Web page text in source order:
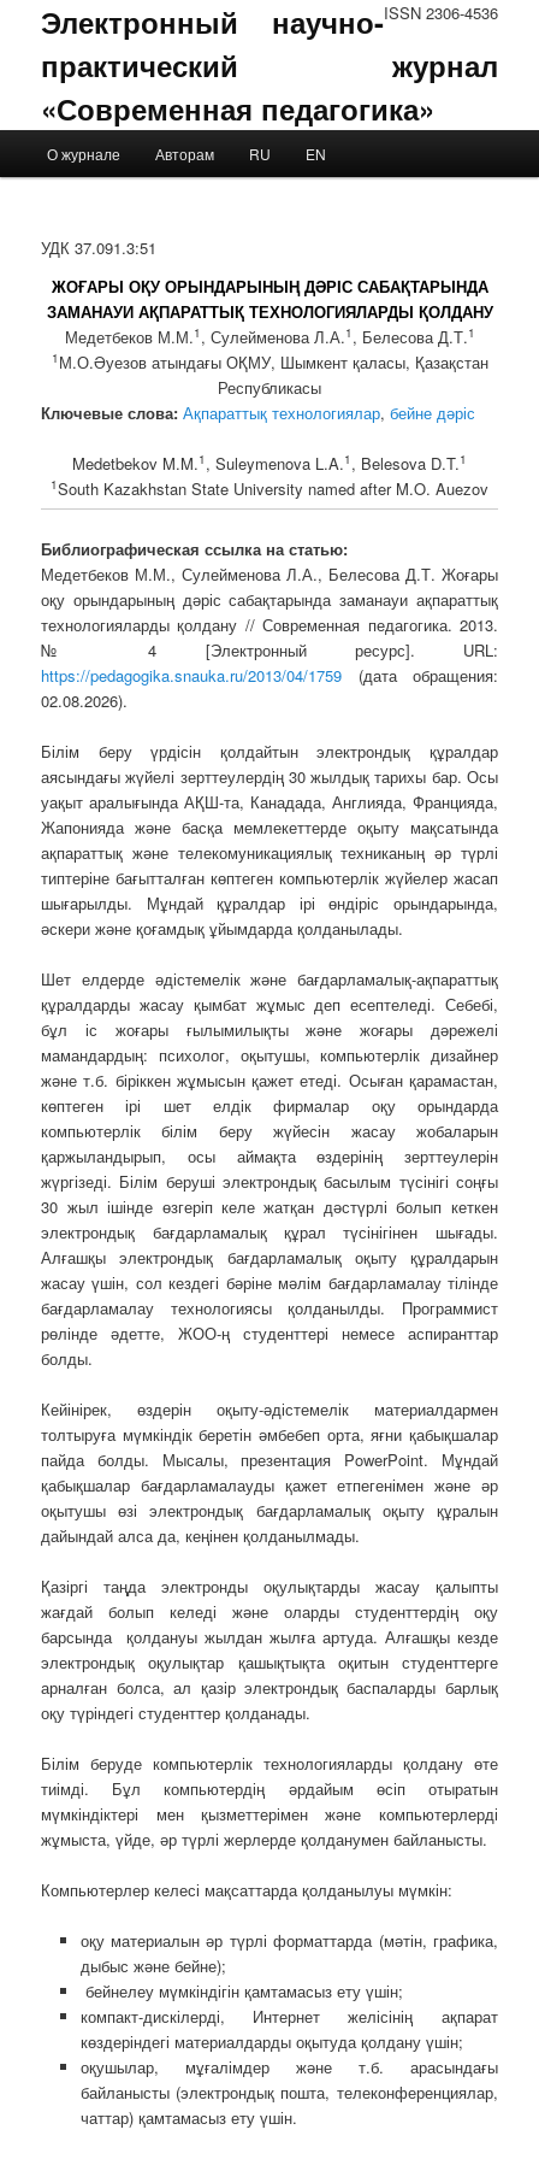
ISSN 2306-4536
Электронный научно-
практический журнал
«Современная педагогика»
Skip to primary content
Skip to secondary content
О журнале Авторам RU EN
УДК 37.091.3:51
ЖОҒАРЫ ОҚУ ОРЫНДАРЫНЫҢ ДӘРІС САБАҚТАРЫНДА
ЗАМАНАУИ АҚПАРАТТЫҚ ТЕХНОЛОГИЯЛАРДЫ ҚОЛДАНУ
Медетбеков М.М.1 , Сулейменова Л.А.1 , Белесова Д.Т.1
1 М.О.Әуезов атындағы ОҚМУ, Шымкент қаласы, Қазақстан
Республикасы
Ключевые слова: Ақпараттық технологиялар,бейне дәріс
Medetbekov M.M.1 , Suleymenova L.A.1 , Belesova D.T.1
1South Kazakhstan State University named after M.O. Auezov
Библиографическая ссылка на статью:
Медетбеков М.М., Сулейменова Л.А., Белесова Д.Т. Жоғары
оқу орындарының дәріс сабақтарында заманауи ақпараттық
технологияларды қолдану // Современная педагогика. 2013.
№ 4 [Электронный ресурс]. URL:
https://pedagogika.snauka.ru/2013/04/1759 (дата обращения:
02.08.2026).
Білім беру үрдісін қолдайтын электрондық құралдар
аясындағы жүйелі зерттеулердің 30 жылдық тарихы бар. Осы
уақыт аралығында АҚШ-та, Канадада, Англияда, Францияда,
Жапонияда және басқа мемлекеттерде оқыту мақсатында
ақпараттық және телекомуникациялық техниканың әр түрлі
типтеріне бағытталған көптеген компьютерлік жүйелер жасап
шығарылды. Мұндай құралдар ірі өндіріс орындарында,
әскери және қоғамдық ұйымдарда қолданылады.
Шет елдерде әдістемелік және бағдарламалық-ақпараттық
құралдарды жасау қымбат жұмыс деп есептеледі. Себебі,
бұл іс жоғары ғылымилықты және жоғары дәрежелі
мамандардың: психолог, оқытушы, компьютерлік дизайнер
және т.б. біріккен жұмысын қажет етеді. Осыған қарамастан,
көптеген ірі шет елдік фирмалар оқу орындарда
компьютерлік білім беру жүйесін жасау жобаларын
қаржыландырып, осы аймақта өздерінің зерттеулерін
жүргізеді. Білім беруші электрондық басылым түсінігі соңғы
30 жыл ішінде өзгеріп келе жатқан дәстүрлі болып кеткен
электрондық бағдарламалық құрал түсінігінен шығады.
Алғашқы электрондық бағдарламалық оқыту құралдарын
жасау үшін, сол кездегі бәріне мәлім бағдарламалау тілінде
бағдарламалау технологиясы қолданылды. Программист
рөлінде әдетте, ЖОО-ң студенттері немесе аспиранттар
болды.
Кейінірек, өздерін оқыту-әдістемелік материалдармен
толтыруға мүмкіндік беретін әмбебеп орта, яғни қабықшалар
пайда болды. Мысалы, презентация PowerPoint. Мұндай
қабықшалар бағдарламалауды қажет етпегенімен және әр
оқытушы өзі электрондық бағдарламалық оқыту құралын
дайындай алса да, кеңінен қолданылмады.
Қазіргі таңда электронды оқулықтарды жасау қалыпты
жағдай болып келеді және оларды студенттердің оқу
барсында қолдануы жылдан жылға артуда. Алғашқы кезде
электрондық оқулықтар қашықтықта оқитын студенттерге
арналған болса, ал қазір электрондық баспаларды барлық
оқу түріндегі студенттер қолданады.
Білім беруде компьютерлік технологияларды қолдану өте
тиімді. Бұл компьютердің әрдайым өсіп отыратын
мүмкіндіктері мен қызметтерімен және компьютерлерді
жұмыста, үйде, әр түрлі жерлерде қолданумен байланысты.
Компьютерлер келесі мақсаттарда қолданылуы мүмкін:
оқу материалын әр түрлі форматтарда (мәтін, графика,
дыбыс және бейне);
бейнелеу мүмкіндігін қамтамасыз ету үшін;
компакт-дискілерді, Интернет желісінің ақпарат
көздеріндегі материалдарды оқытуда қолдану үшін;
оқушылар, мұғалімдер және т.б. арасындағы
байланысты (электрондық пошта, телеконференциялар,
чаттар) қамтамасыз ету үшін.